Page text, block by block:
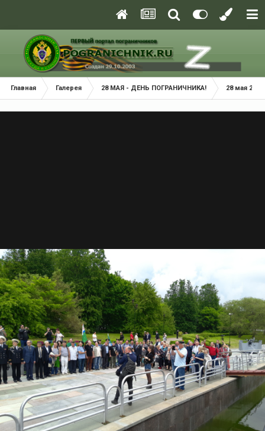
Главная Галерея 28 МАЯ - ДЕНЬ ПОГРАНИЧНИКА! 28 мая